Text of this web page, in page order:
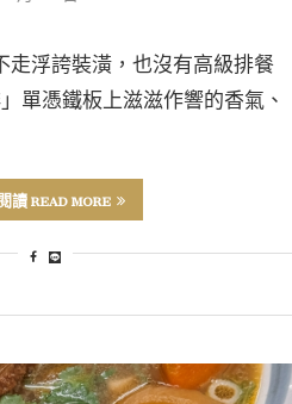
走浮誇裝潢，也沒有高級排餐
單憑鐵板上滋滋作響的香氣、
讀 READ MORE